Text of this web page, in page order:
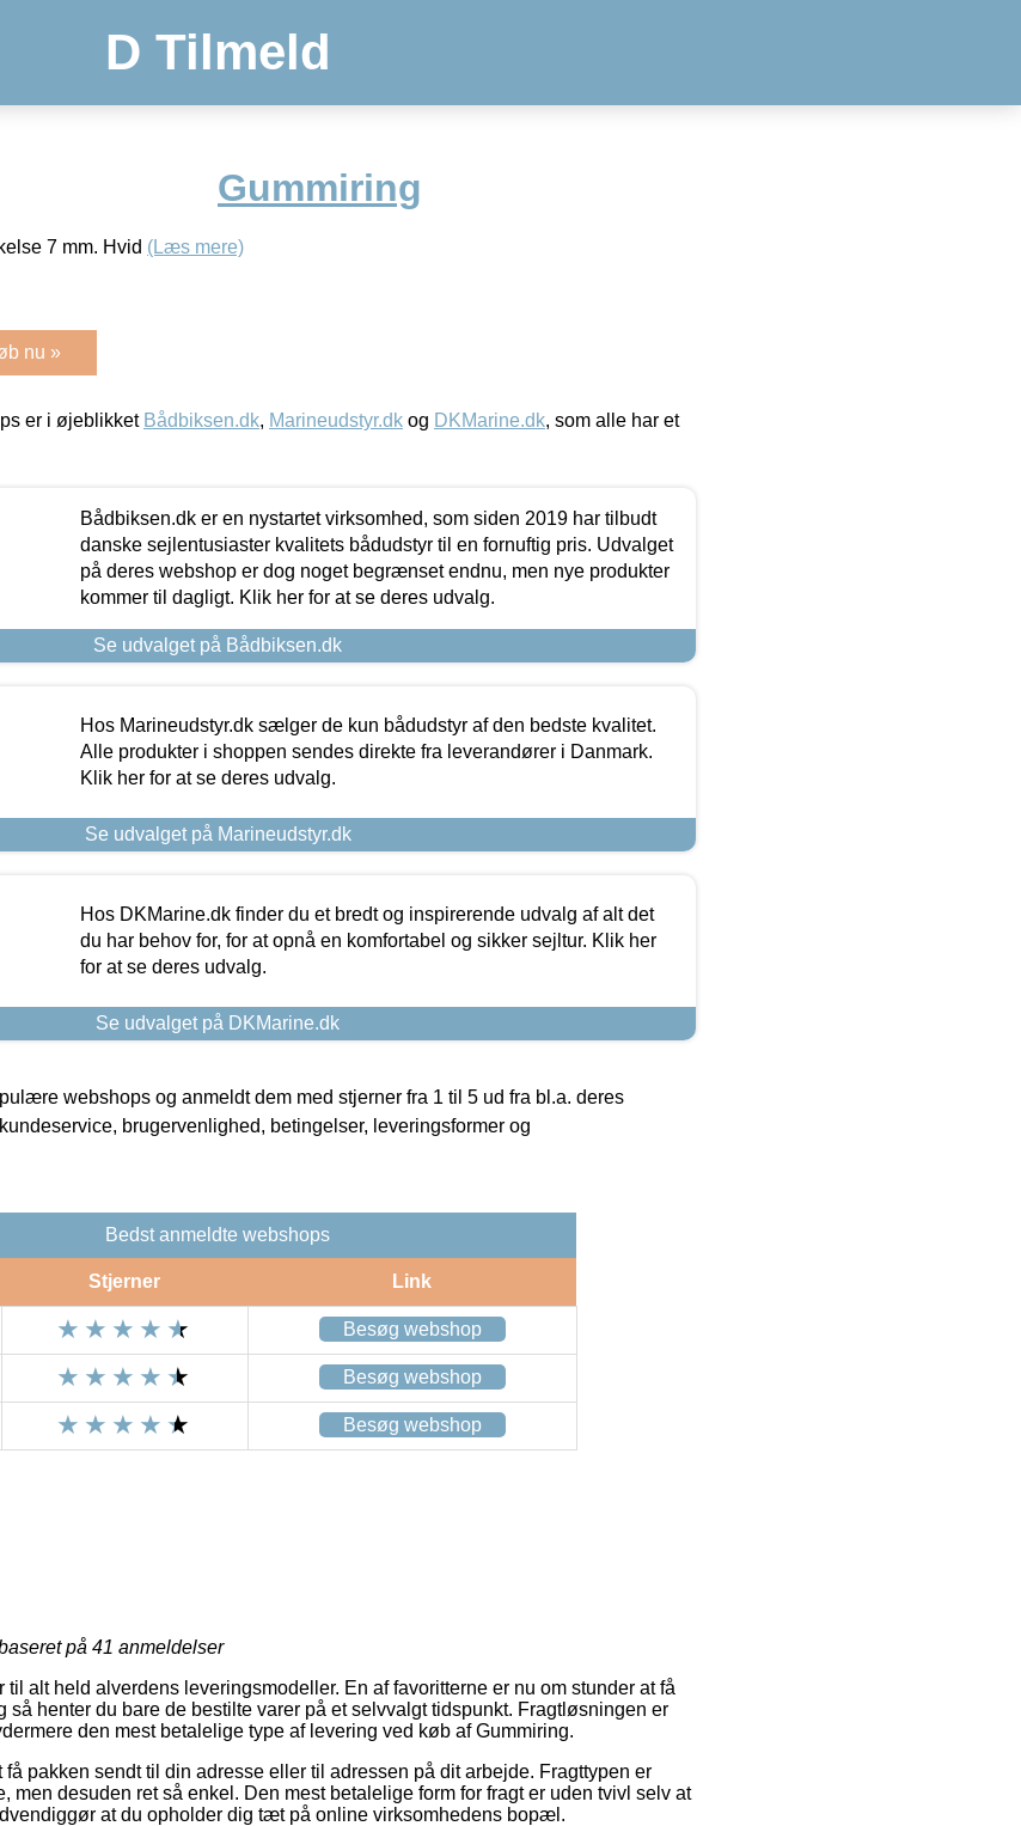
D Tilmeld
Gummiring
7 mm. Hvid (Læs mere)
nu »
er i øjeblikket Bådbiksen.dk, Marineudstyr.dk og DKMarine.dk, som alle har et
Bådbiksen.dk er en nystartet virksomhed, som siden 2019 har tilbudt
danske sejlentusiaster kvalitets bådudstyr til en fornuftig pris. Udvalget
på deres webshop er dog noget begrænset endnu, men nye produkter
kommer til dagligt. Klik her for at se deres udvalg.
Se udvalget på Bådbiksen.dk
Hos Marineudstyr.dk sælger de kun bådudstyr af den bedste kvalitet.
Alle produkter i shoppen sendes direkte fra leverandører i Danmark.
Klik her for at se deres udvalg.
Se udvalget på Marineudstyr.dk
Hos DKMarine.dk finder du et bredt og inspirerende udvalg af alt det
du har behov for, for at opnå en komfortabel og sikker sejltur. Klik her
for at se deres udvalg.
Se udvalget på DKMarine.dk
webshops og anmeldt dem med stjerner fra 1 til 5 ud fra bl.a. deres
brugervenlighed, betingelser, leveringsformer og
Bedst anmeldte webshops
Stjerner Link
Besøg webshop
Besøg webshop
Besøg webshop
på 41 anmeldelser
til alt held alverdens leveringsmodeller. En af favoritterne er nu om stunder at få
så henter du bare de bestilte varer på et selvvalgt tidspunkt. Fragtløsningen er
den mest betalelige type af levering ved køb af Gummiring.
pakken sendt til din adresse eller til adressen på dit arbejde. Fragttypen er
men desuden ret så enkel. Den mest betalelige form for fragt er uden tvivl selv at
at du opholder dig tæt på online virksomhedens bopæl.